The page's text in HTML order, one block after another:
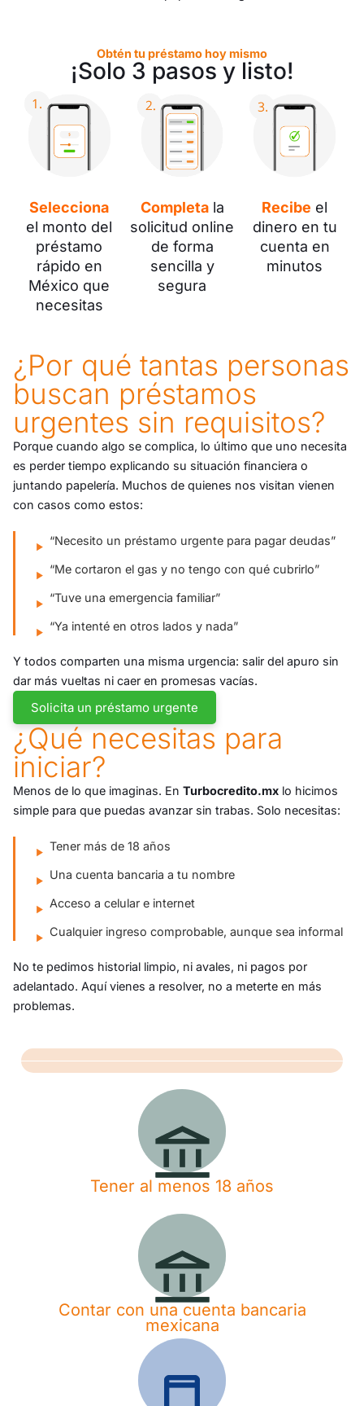
Obtén tu préstamo hoy mismo
¡Solo 3 pasos y listo!
Selecciona
el monto del
préstamo
rápido en
México que
necesitas
Completa la
solicitud online
de forma
sencilla y
segura
Recibe el
dinero en tu
cuenta en
minutos
¿Por qué tantas personas
buscan préstamos
urgentes sin requisitos?
Porque cuando algo se complica, lo último que uno necesita
es perder tiempo explicando su situación financiera o
juntando papelería. Muchos de quienes nos visitan vienen
con casos como estos:
“Necesito un préstamo urgente para pagar deudas”
“Me cortaron el gas y no tengo con qué cubrirlo”
“Tuve una emergencia familiar”
“Ya intenté en otros lados y nada”
Y todos comparten una misma urgencia: salir del apuro sin
dar más vueltas ni caer en promesas vacías.
Solicita un préstamo urgente
¿Qué necesitas para
iniciar?
Menos de lo que imaginas. En Turbocredito.mx lo hicimos
simple para que puedas avanzar sin trabas. Solo necesitas:
Tener más de 18 años
Una cuenta bancaria a tu nombre
Acceso a celular e internet
Cualquier ingreso comprobable, aunque sea informal
No te pedimos historial limpio, ni avales, ni pagos por
adelantado. Aquí vienes a resolver, no a meterte en más
problemas.
Tener al menos 18 años
Contar con una cuenta bancaria
mexicana